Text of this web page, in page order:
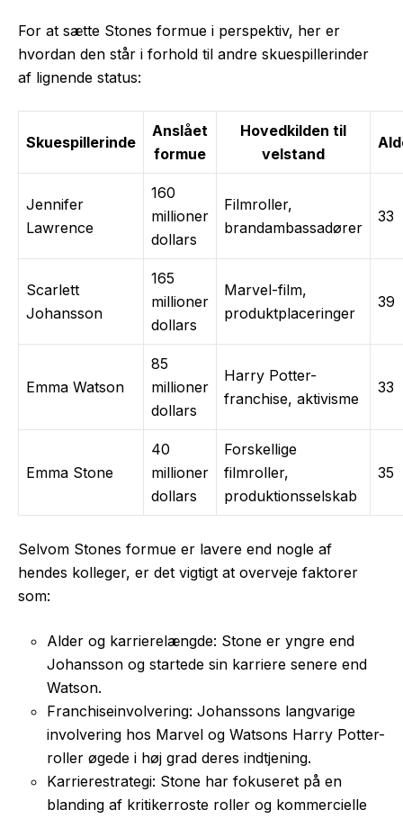
For at sætte Stones formue i perspektiv, her er
hvordan den står i forhold til andre skuespillerinder
af lignende status:
Skuespillerinde
Anslået
formue
Hovedkilden til
velstand
Jennifer
Lawrence
160
millioner
dollars
Filmroller,
brandambassadører
33
Scarlett
Johansson
165
millioner
dollars
Marvel-film,
produktplaceringer
39
Emma Watson
85
millioner
dollars
Harry Potter-
franchise, aktivisme
33
Emma Stone
40
millioner
dollars
Forskellige
filmroller,
produktionsselskab
35
Selvom Stones formue er lavere end nogle af
hendes kolleger, er det vigtigt at overveje faktorer
som:
Alder og karrierelængde: Stone er yngre end
Johansson og startede sin karriere senere end
Watson.
Franchiseinvolvering: Johanssons langvarige
involvering hos Marvel og Watsons Harry Potter-
roller øgede i høj grad deres indtjening.
Karrierestrategi: Stone har fokuseret på en
blanding af kritikerroste roller og kommercielle